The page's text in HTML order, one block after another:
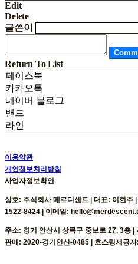
Edit
Delete
글쓴이
Return To List
페이스북
카카오톡
네이버 블로그
밴드
라인
이용약관
개인정보처리방침
사업자정보확인
상호: 주식회사 메르디센트 | 대표: 이현주
1522-8424 | 이메일:
주소: 경기 안산시 상록구 중보로 27, 3층 |
판매: 2020-경기안산-0485 | 호스팅제공